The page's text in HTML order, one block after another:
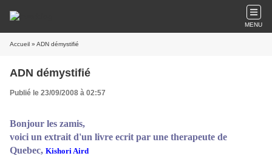
MENU
Accueil » ADN démystifié
ADN démystifié
Publié le 23/09/2008 à 02:57
Bonjour les zamis,
voici un extrait d'un livre ecrit par une therapeute de
Quebec, Kishori Aird